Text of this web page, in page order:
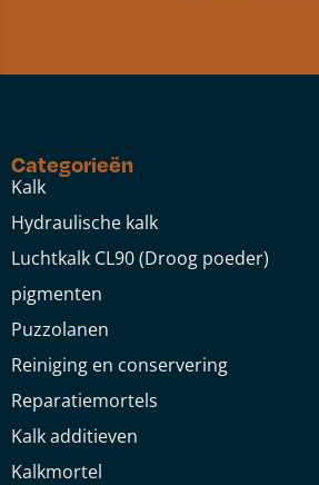
Categorieën
Kalk
Hydraulische kalk
Luchtkalk CL90 (Droog poeder)
pigmenten
Puzzolanen
Reiniging en conservering
Reparatiemortels
Kalk additieven
Kalkmortel